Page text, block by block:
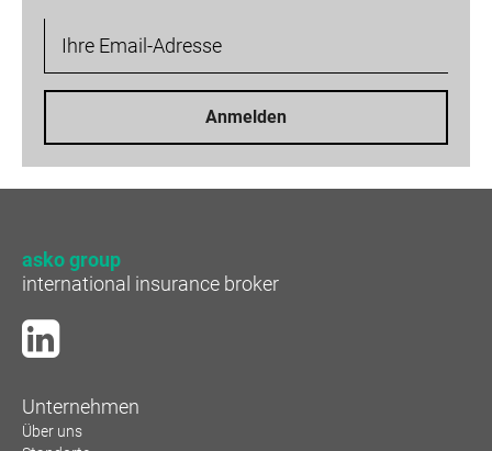
Anmelden
asko group
international insurance broker
Unternehmen
Über uns